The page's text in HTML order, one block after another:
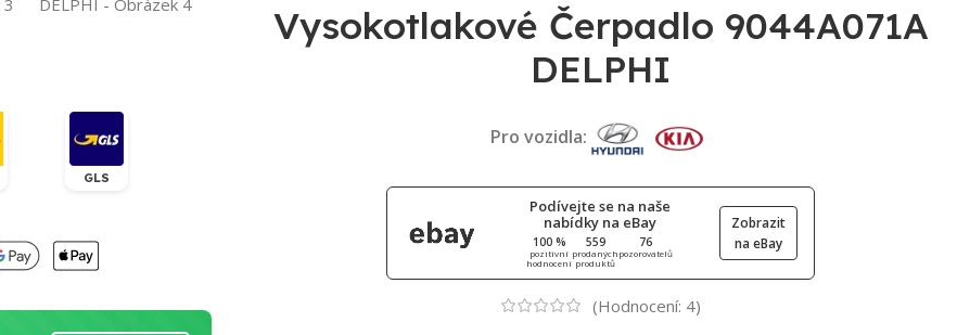
GLS
Vysokotlakové Čerpadlo 9044A071A
DELPHI
Pro vozidla:
Podívejte se na naše
nabídky na eBay
100 %
pozitivní
hodnocení
559
prodaných
produktů
76
pozorovatelů
Zobrazit
na eBay
(Hodnocení: 4)